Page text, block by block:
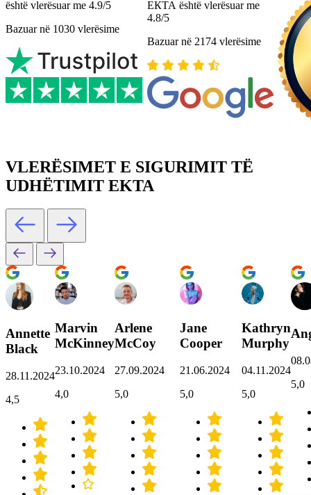
është vlerësuar me 4.9/5
Bazuar në 1030 vlerësime
ЕКТА është vlerësuar me
4.8/5
Bazuar në 2174 vlerësime
VLERËSIMET E SIGURIMIT TË
UDHËTIMIT EKTA
Annette
Black
28.11.2024
4,5
Marvin
McKinney
23.10.2024
4,0
Arlene
McCoy
27.09.2024
5,0
Jane
Cooper
21.06.2024
5,0
Kathryn
Murphy
04.11.2024
5,0
5,0